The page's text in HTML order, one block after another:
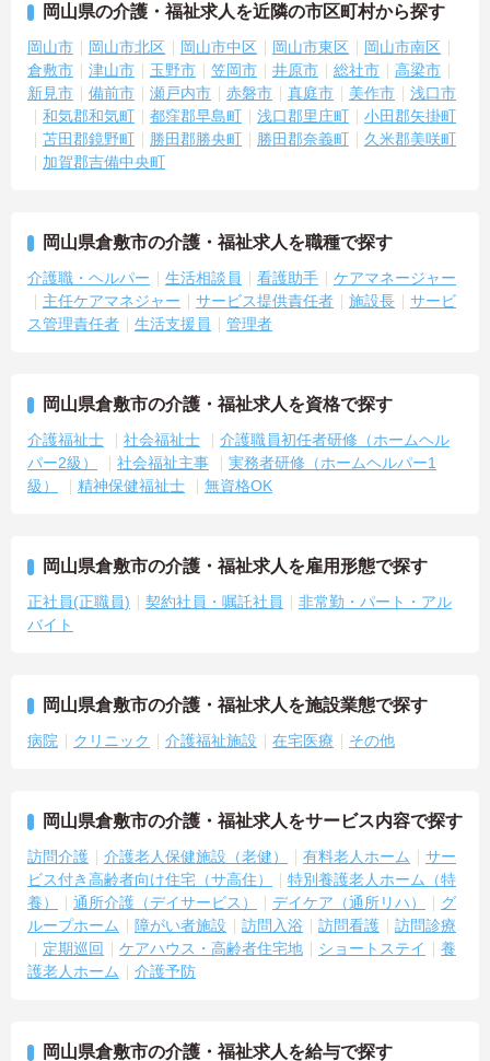
岡山県の介護・福祉求人を近隣の市区町村から探す
岡山市 岡山市北区 岡山市中区 岡山市東区
岡山市南区
倉敷市
津山市 玉野市 笠岡市 井原市 総社市
高梁市
新見市
備前市 瀬戸内市 赤磐市 真庭市 美作市
浅口市
和気郡和気町
都窪郡早島町 浅口郡里庄町
小田郡矢掛町
苫田郡鏡野町
勝田郡勝央町 勝田郡奈義町
久米郡美咲町
加賀郡吉備中央町
岡山県倉敷市の介護・福祉求人を職種で探す
介護職・ヘルパー 生活相談員 看護助手
ケアマネージャー
主任ケアマネジャー
サービス提供責任者 施設長
サービ
ス管理責任者
生活支援員 管理者
岡山県倉敷市の介護・福祉求人を資格で探す
介護福祉士 社会福祉士
介護職員初任者研修（ホームヘル
パー2級）
社会福祉主事
実務者研修（ホームヘルパー1
級）
精神保健福祉士 無資格OK
岡山県倉敷市の介護・福祉求人を雇用形態で探す
正社員(正職員) 契約社員・嘱託社員
非常勤・パート・アル
バイト
岡山県倉敷市の介護・福祉求人を施設業態で探す
病院 クリニック 介護福祉施設 在宅医療 その他
岡山県倉敷市の介護・福祉求人をサービス内容で探す
訪問介護 介護老人保健施設（老健） 有料老人ホーム
サー
ビス付き高齢者向け住宅（サ高住）
特別養護老人ホーム（特
養）
通所介護（デイサービス） デイケア（通所リハ）
グ
ループホーム
障がい者施設 訪問入浴 訪問看護
訪問診療
定期巡回
ケアハウス・高齢者住宅地 ショートステイ
養
護老人ホーム
介護予防
岡山県倉敷市の介護・福祉求人を給与で探す